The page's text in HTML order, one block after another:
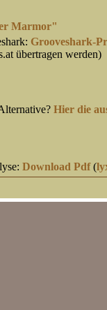
Marmor"
Grooveshark-
übertragen werden)
Hier die
Download Pdf(